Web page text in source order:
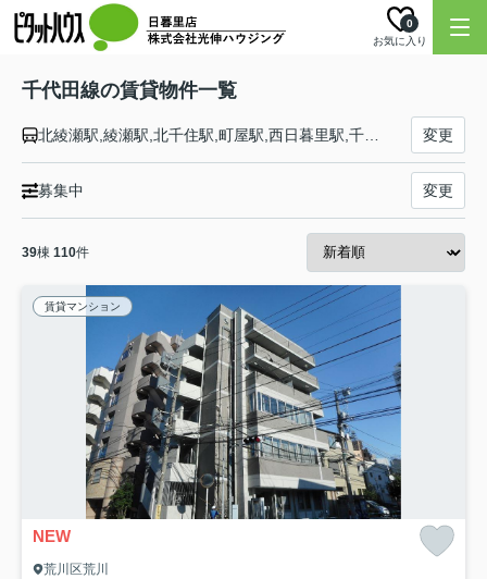
お気に入り
0
千代田線の賃貸物件一覧
変更
募集中 変更
39棟 110件
賃貸マンション
NEW
荒川区荒川